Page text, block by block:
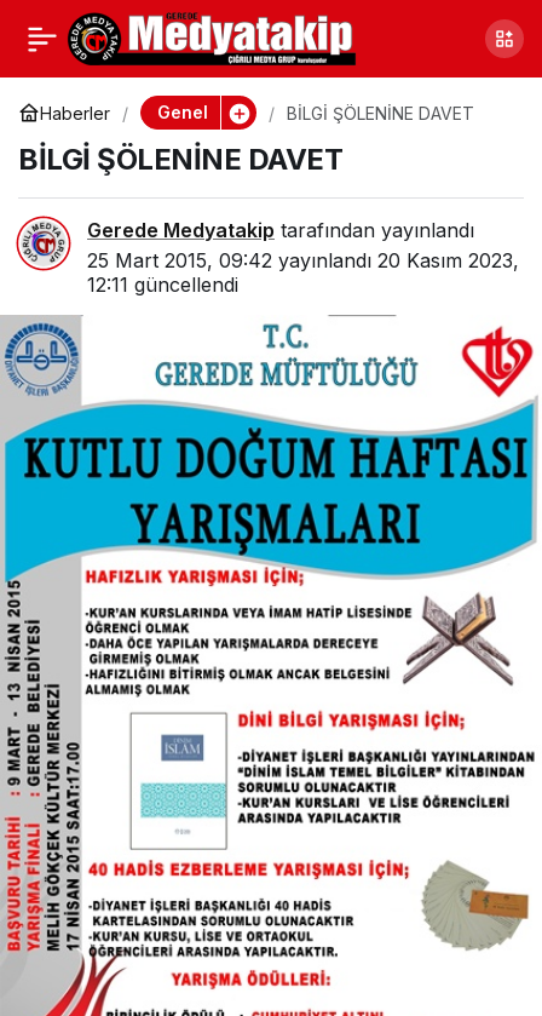
Haberler Genel BİLGİ ŞÖLENİNE DAVET
BİLGİ ŞÖLENİNE DAVET
Gerede Medyatakip tarafından yayınlandı
25 Mart 2015, 09:42 yayınlandı 20 Kasım 2023,
12:11 güncellendi
TARİH YAZACAKLAR Paylaş